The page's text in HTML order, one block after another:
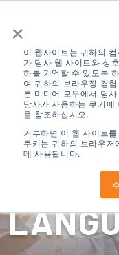
×
이 웹사이트는 귀하의
가 당사 웹 사이트와 상
하를 기억할 수 있도록
여 귀하의 브라우징 경
른 미디어 모두에서 당
당사가 사용하는 쿠키에
을 참조하십시오.
거부하면 이 웹 사이트
쿠키는 귀하의 브라우
데 사용됩니다.